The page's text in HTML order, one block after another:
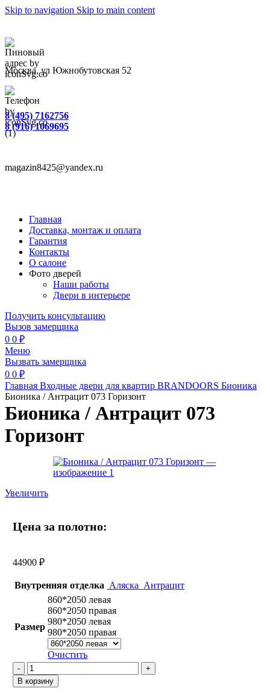
Skip to navigation Skip to main content
Москва, ул Южнобутовская 52
8 (495) 7162756
8 (916) 1069695
magazin8425@yandex.ru
Главная
Доставка, монтаж и оплата
Гарантия
Контакты
О салоне
Фото дверей
Наши работы
Двери в интерьере
Получить консультацию
Вызов замерщика
0 0 ₽
Меню
Вызвать замерщика
0 0 ₽
Главная Входные двери для квартир BRANDOORS Бионика
Бионика / Антрацит 073 Горизонт
Бионика / Антрацит 073
Горизонт
Увеличить
Цена за полотно:
44900₽
Внутренняя отделка Аляска Антрацит
Размер
860*2050 левая
860*2050 правая
980*2050 левая
980*2050 правая
Очистить
Количество
товара
Бионика
В корзину